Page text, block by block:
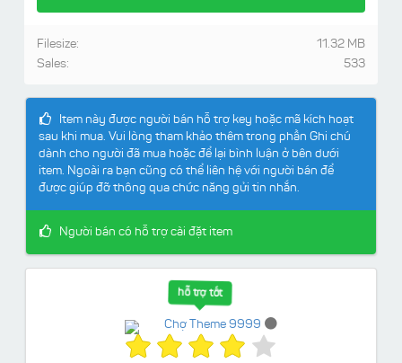
11.32 MB
Filesize:
533
Sales:
Item này được người bán hỗ trợ key hoặc mã kích hoạt
sau khi mua. Vui lòng tham khảo thêm trong phần Ghi chú
dành cho người đã mua hoặc để lại bình luận ở bên dưới
item. Ngoài ra bạn cũng có thể liên hệ với người bán để
được giúp đỡ thông qua chức năng gửi tin nhắn.
Người bán có hỗ trợ cài đặt item
hỗ trợ tốt
Chợ Theme 9999